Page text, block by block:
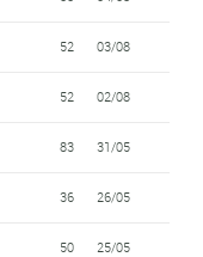
52 03/08
52 02/08
83 31/05
36 26/05
50 25/05